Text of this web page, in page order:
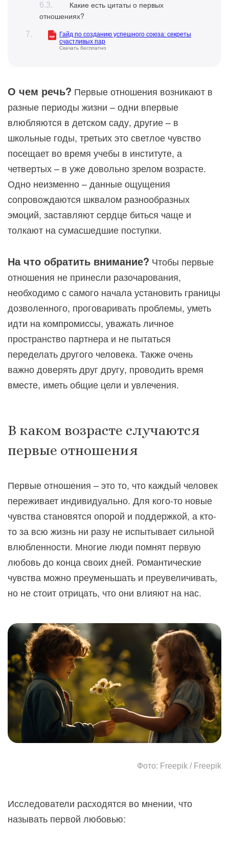
Какие есть цитаты о первых
отношениях?
Гайд по созданию успешного союза: секреты
счастливых пар
Скачать бесплатно
О чем речь? Первые отношения возникают в
разные периоды жизни – одни впервые
влюбляются в детском саду, другие – в
школьные годы, третьих это светлое чувство
посещает во время учебы в институте, а
четвертых – в уже довольно зрелом возрасте.
Одно неизменно – данные ощущения
сопровождаются шквалом разнообразных
эмоций, заставляют сердце биться чаще и
толкают на сумасшедшие поступки.
На что обратить внимание? Чтобы первые
отношения не принесли разочарования,
необходимо с самого начала установить границы
дозволенного, проговаривать проблемы, уметь
идти на компромиссы, уважать личное
пространство партнера и не пытаться
переделать другого человека. Также очень
важно доверять друг другу, проводить время
вместе, иметь общие цели и увлечения.
В каком возрасте случаются
первые отношения
Первые отношения – это то, что каждый человек
переживает индивидуально. Для кого-то новые
чувства становятся опорой и поддержкой, а кто-
то за всю жизнь ни разу не испытывает сильной
влюбленности. Многие люди помнят первую
любовь до конца своих дней. Романтические
чувства можно преуменьшать и преувеличивать,
но не стоит отрицать, что они влияют на нас.
Фото: Freepik / Freepik
Исследователи расходятся во мнении, что
называть первой любовью: